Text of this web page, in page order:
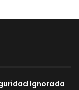
Ignorada